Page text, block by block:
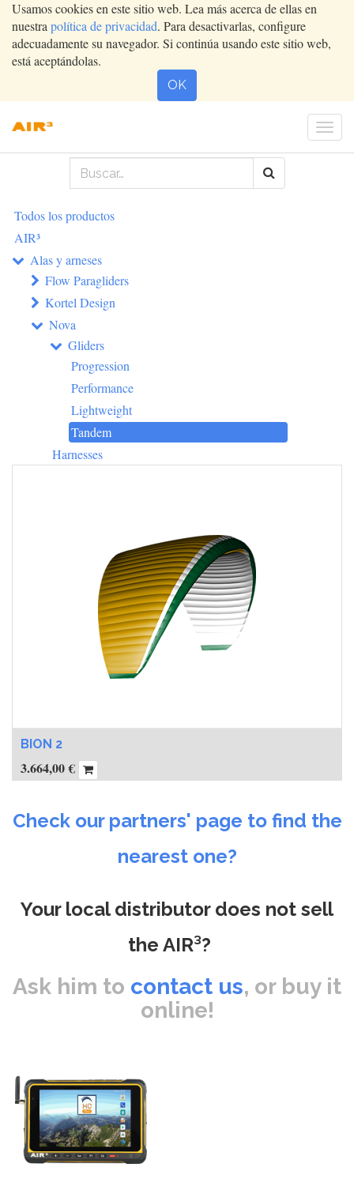
Usamos cookies en este sitio web. Lea más acerca de ellas en
nuestra política de privacidad. Para desactivarlas, configure
adecuadamente su navegador. Si continúa usando este sitio web,
está aceptándolas.
OK
Todos los productos
AIR³
Alas y arneses
Flow Paragliders
Kortel Design
Nova
Gliders
Progression
Performance
Lightweight
Tandem
Harnesses
BION 2
3.664,00€
Check our partners' page to find the
nearest one?
Your local distributor does not sell
the AIR³?
Ask him to contact us, or buy it
online!